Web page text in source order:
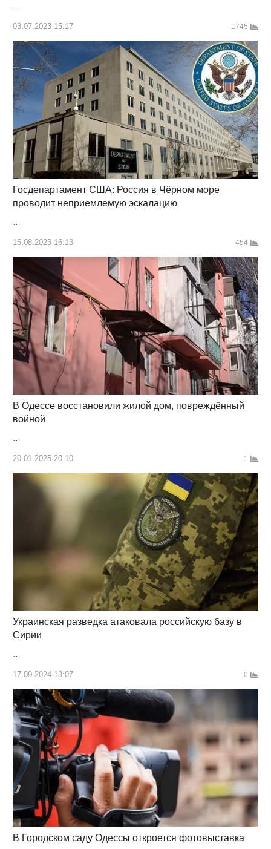
…
03.07.2023 15:17 1745
Госдепартамент США: Россия в Чёрном море
проводит неприемлемую эскалацию
…
15.08.2023 16:13 454
В Одессе восстановили жилой дом, повреждённый
войной
20.01.2025 20:10 1
Украинская разведка атаковала российскую базу в
Сирии
…
17.09.2024 13:07 0
В Городском саду Одессы откроется фотовыставка